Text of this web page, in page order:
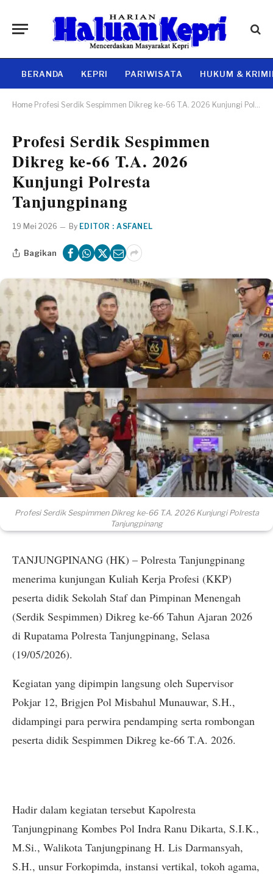
BERANDA KEPRI PARIWISATA HUKUM &
Home Profesi Serdik Sespimmen Dikreg ke-66 T.A. 2026 Kunjungi Polresta Tanjungpinang
Profesi Serdik Sespimmen
Dikreg ke-66 T.A. 2026
Kunjungi Polresta
Tanjungpinang
19 Mei 2026 By EDITOR : ASFANEL
Bagikan
Profesi Serdik Sespimmen Dikreg ke-66 T.A. 2026 Kunjungi Polresta
Tanjungpinang
TANJUNGPINANG (HK) – Polresta Tanjungpinang
menerima kunjungan Kuliah Kerja Profesi (KKP)
peserta didik Sekolah Staf dan Pimpinan Menengah
(Serdik Sespimmen) Dikreg ke-66 Tahun Ajaran 2026
di Rupatama Polresta Tanjungpinang, Selasa
(19/05/2026).
Kegiatan yang dipimpin langsung oleh Supervisor
Pokjar 12, Brigjen Pol Misbahul Munauwar, S.H.,
didampingi para perwira pendamping serta rombongan
peserta didik Sespimmen Dikreg ke-66 T.A. 2026.
Hadir dalam kegiatan tersebut Kapolresta
Tanjungpinang Kombes Pol Indra Ranu Dikarta, S.I.K.,
M.Si., Walikota Tanjungpinang H. Lis Darmansyah,
S.H., unsur Forkopimda, instansi vertikal, tokoh agama,